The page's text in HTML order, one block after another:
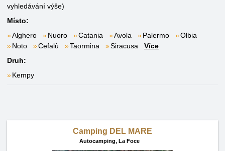
vyhledávání výše)
Místo:
Alghero
Nuoro Catania Avola Palermo
Olbia
Noto
Cefalù Taormina Siracusa
Více
Druh:
Kempy
Camping DEL MARE
Autocamping, La Foce